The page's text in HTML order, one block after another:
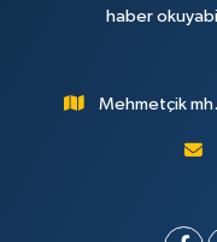
haber
Mehmetçik